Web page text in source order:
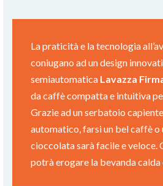
La praticità e la tecnologia
coniugano ad un design
semiautomatica Lavazza
da caffè compatta e intuitiva
Grazie ad un serbatoio
automatico, farsi un bel caffè o
cioccolata sarà facile e veloce.
potrà erogare la bevanda calda